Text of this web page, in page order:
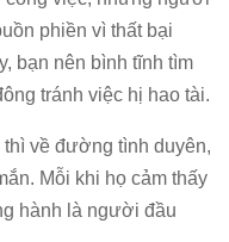
phiền vì thất bại
bạn nên bình tĩnh tìm
tránh việc hị hao tài.
về đường tình duyên,
Mỗi khi họ cảm thấy
hành là người đầu